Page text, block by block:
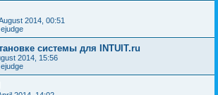
2014, 00:51
системы для INTUIT.ru
2014, 15:56